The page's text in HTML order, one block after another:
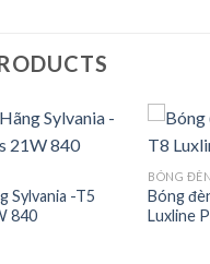
Add to
Sylvania -T5
840
BÓNG
Bóng
Luxline